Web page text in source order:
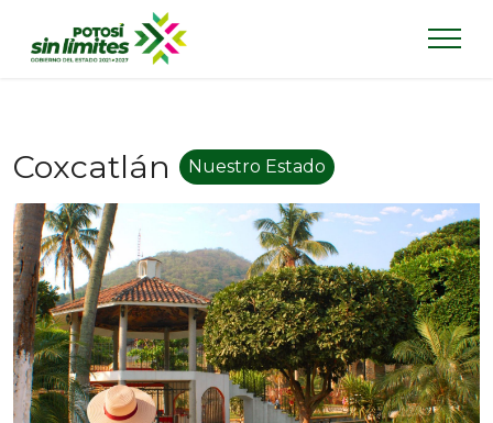
Coxcatlán Nuestro Estado